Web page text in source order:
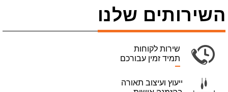
השירותים שלנו
שירות לקוחות
תמיד זמין עבורכם
ייעוץ ועיצוב תאורה